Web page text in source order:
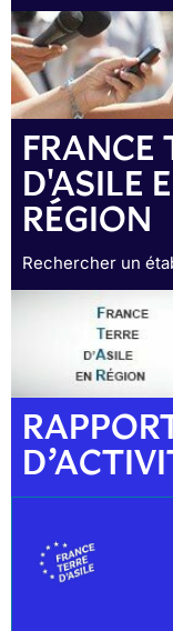
FRANCE
D'ASILE
RÉGION
Rechercher un